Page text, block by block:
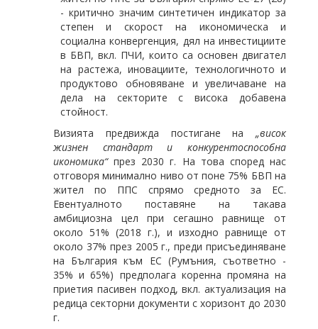
- критично значим синтетичен индикатор за
степен и скорост на икономическа и
социална конвергенция, дял на инвестициите
в БВП, вкл. ПЧИ, които са основен двигател
на растежа, иновациите, технологичното и
продуктово обновяване и увеличаване на
дела на секторите с висока добавена
стойност.
Визията предвижда постигане на „висок
жизнен стандарт и конкурентоспособна
икономика“през 2030 г. На това според нас
отговоря минимално ниво от поне 75% БВП на
жител по ППС спрямо средното за ЕС.
Евентуалното поставяне на такава
амбициозна цел при сегашно равнище от
около 51% (2018 г.), и изходно равнище от
около 37% през 2005 г., преди присъединяване
на България към ЕС (Румъния, съответно -
35% и 65%) предполага коренна промяна на
приетия пасивен подход, вкл. актуализация на
редица секторни документи с хоризонт до 2030
г.